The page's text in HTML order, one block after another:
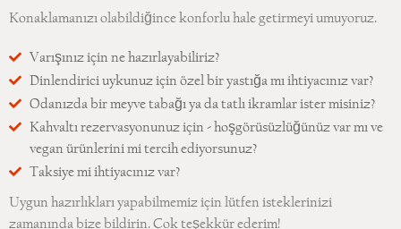
Konaklamanızı olabildiğince konforlu hale getirmeyi umuyoruz.
Varışınız için ne hazırlayabiliriz?
Dinlendirici uykunuz için özel bir yastığa mı ihtiyacınız var?
Odanızda bir meyve tabağı ya da tatlı ikramlar ister misiniz?
Kahvaltı rezervasyonunuz için - hoşgörüsüzlüğünüz var mı ve
vegan ürünlerini mi tercih ediyorsunuz?
Taksiye mi ihtiyacınız var?
Uygun hazırlıkları yapabilmemiz için lütfen isteklerinizi
zamanında bize bildirin. Çok teşekkür ederim!